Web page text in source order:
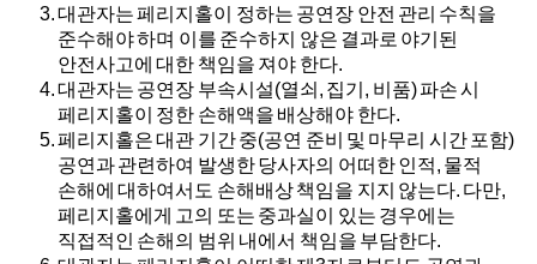
대관자는 페리지홀이 정하는 공연장 안전 관리 수칙을
준수해야 하며 이를 준수하지 않은 결과로 야기된
안전사고에 대한 책임을 져야 한다.
대관자는 공연장 부속시설(열쇠, 집기, 비품) 파손 시
페리지홀이 정한 손해액을 배상해야 한다.
페리지홀은 대관 기간 중(공연 준비 및 마무리 시간 포함)
공연과 관련하여 발생한 당사자의 어떠한 인적, 물적
손해에 대하여서도 손해배상 책임을 지지 않는다. 다만,
페리지홀에게 고의 또는 중과실이 있는 경우에는
직접적인 손해의 범위 내에서 책임을 부담한다.